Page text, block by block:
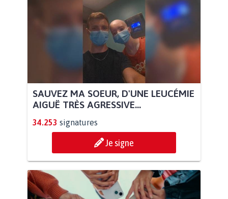
SAUVEZ MA SOEUR, D'UNE LEUCÉMIE
AIGUË TRÈS AGRESSIVE...
34.253 signatures
Je signe